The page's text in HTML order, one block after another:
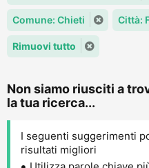
Comune: Chieti Città:
Rimuovi tutto
Non siamo riusciti a
la tua ricerca...
I seguenti suggerimenti
risultati migliori